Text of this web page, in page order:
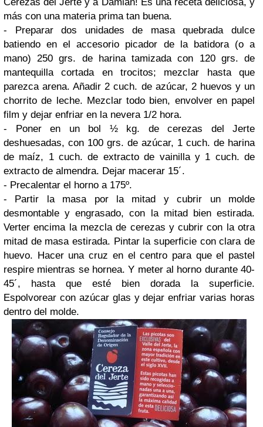
más con una materia prima tan buena.
- Preparar dos unidades de masa quebrada dulce
batiendo en el accesorio picador de la batidora (o a
mano) 250 grs. de harinatamizada con 120 grs. de
mantequillacortada en trocitos; mezclar hasta que
parezca arena. Añadir 2 cuch. de azúcar, 2 huevos y un
chorrito de leche. Mezclar todo bien, envolver en papel
film y dejar enfriar en la nevera 1/2 hora.
- Poner en un bol ½ kg. de cerezas del Jerte
deshuesadas, con 100 grs. de azúcar, 1 cuch. de harina
de maíz, 1 cuch. de extracto de vainillay 1 cuch. de
extracto de almendra. Dejar macerar 15´.
- Precalentar el horno a 175º.
- Partir la masa por la mitad y cubrir un molde
desmontable y engrasado, con la mitad bien estirada.
Verter encima la mezcla de cerezas y cubrir con la otra
mitad de masa estirada. Pintar la superficie conclara de
huevo. Hacer una cruz en el centro para que el pastel
respire mientras se hornea. Y meter al horno durante 40-
45´, hasta que esté bien dorada la superficie.
Espolvorear con azúcar glas y dejar enfriar varias horas
dentro del molde.